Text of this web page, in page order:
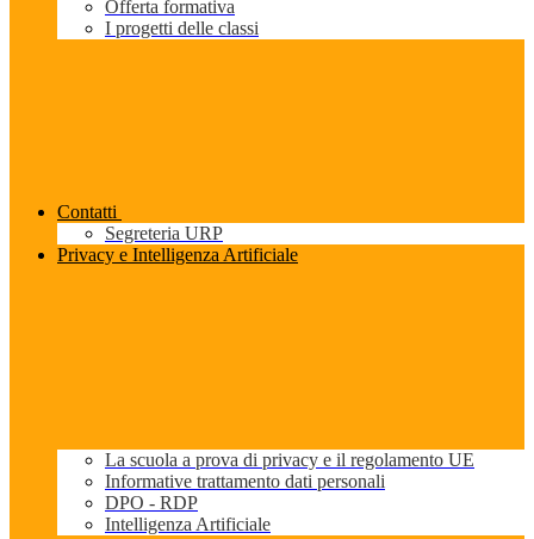
Offerta formativa
I progetti delle classi
Contatti
Segreteria URP
Privacy e Intelligenza Artificiale
La scuola a prova di privacy e il regolamento UE
Informative trattamento dati personali
DPO - RDP
Intelligenza Artificiale